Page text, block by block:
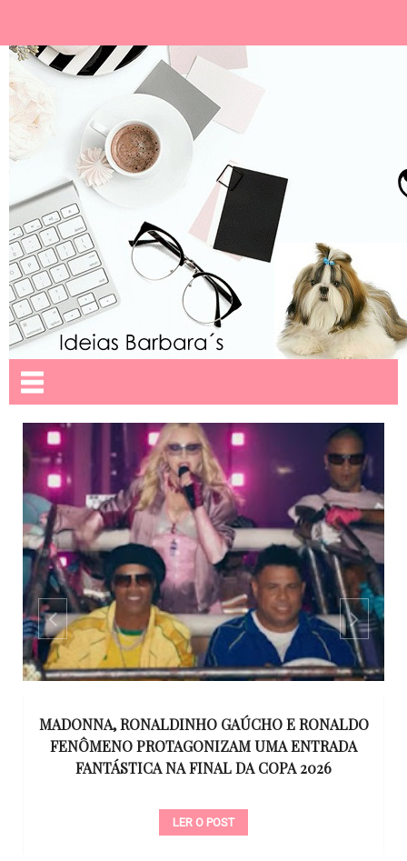
GAÚCHO E RONALDO
UMA ENTRADA
NA FINAL DA COPA 2026
RENATO
TELEJORNALISMO
ANOS NO